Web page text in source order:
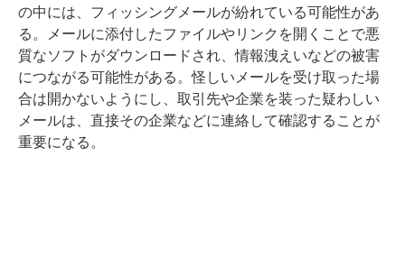
の中には、フィッシングメールが紛れている可能性があ
る。メールに添付したファイルやリンクを開くことで悪
質なソフトがダウンロードされ、情報洩えいなどの被害
につながる可能性がある。怪しいメールを受け取った場
合は開かないようにし、取引先や企業を装った疑わしい
メールは、直接その企業などに連絡して確認することが
重要になる。